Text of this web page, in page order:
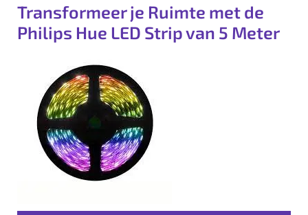
Transformeer je Ruimte met de
Philips Hue LED Strip van 5 Meter